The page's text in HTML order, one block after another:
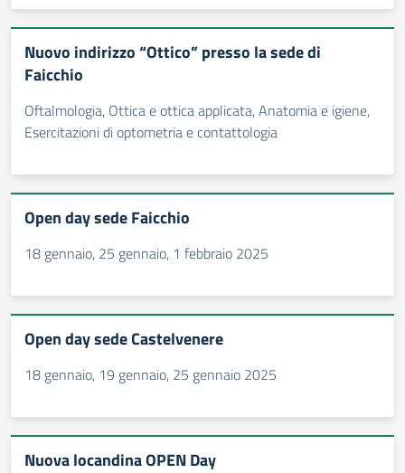
Nuovo indirizzo “Ottico” presso la sede di
Faicchio
Oftalmologia, Ottica e ottica applicata, Anatomia e igiene,
Esercitazioni di optometria e contattologia
Open day sede Faicchio
18 gennaio, 25 gennaio, 1 febbraio 2025
Open day sede Castelvenere
18 gennaio, 19 gennaio, 25 gennaio 2025
Nuova locandina OPEN Day